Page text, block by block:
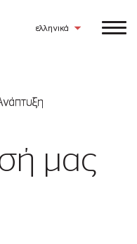
ελληνικά
μας